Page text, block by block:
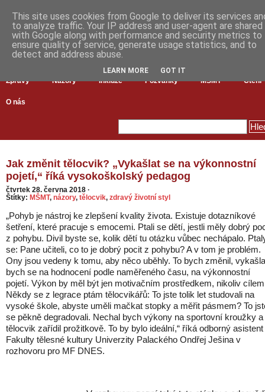
Zprávy Názory Inkluze Pozvánky MŠMT Čtení
O nás
Jak změnit tělocvik? „Vykašlat se na výkonnostní
pojetí,“ říká vysokoškolský pedagog
čtvrtek 28. června 2018 ·
Štítky: MŠMT, názory, tělocvik, zdravý životní styl
„Pohyb je nástroj ke zlepšení kvality života. Existuje dotazníkové
šetření, které pracuje s emocemi. Ptali se dětí, jestli měly dobrý
z pohybu. Divil byste se, kolik dětí tu otázku vůbec nechápalo.
se: Pane učiteli, co to je dobrý pocit z pohybu? A v tom je problém.
Ony jsou vedeny k tomu, aby něco uběhly. To bych změnil,
bych se na hodnocení podle naměřeného času, na výkonnostní
pojetí. Výkon by měl být jen motivačním prostředkem, nikoliv
Někdy se z legrace ptám tělocvikářů: To jste tolik let studovali na
vysoké škole, abyste uměli mačkat stopky a měřit pásmem? To
se pěkně degradovali. Nechal bych výkony na sportovní kroužky a
tělocvik zařídil prožitkově. To by bylo ideální,“ říká odborný
Fakulty tělesné kultury Univerzity Palackého Ondřej Ješina v
rozhovoru pro MF DNES.
This site uses cookies from Google to deliver its services
to analyze traffic. Your IP address and user-agent are shared
with Google along with performance and security metrics to
ensure quality of service, generate usage statistics, and to
detect and address abuse.
LEARN MORE GOT IT